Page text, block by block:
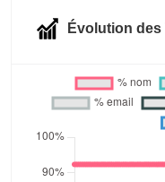
Évolution des